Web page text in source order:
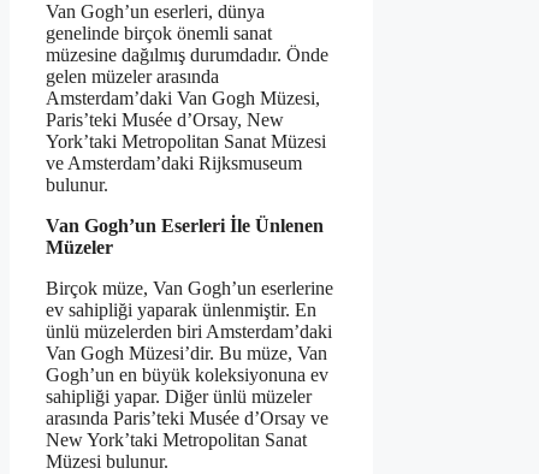
Van Gogh’un eserleri, dünya
genelinde birçok önemli sanat
müzesine dağılmış durumdadır. Önde
gelen müzeler arasında
Amsterdam’daki Van Gogh Müzesi,
Paris’teki Musée d’Orsay, New
York’taki Metropolitan Sanat Müzesi
ve Amsterdam’daki Rijksmuseum
bulunur.
Van Gogh’un Eserleri İle Ünlenen
Müzeler
Birçok müze, Van Gogh’un eserlerine
ev sahipliği yaparak ünlenmiştir. En
ünlü müzelerden biri Amsterdam’daki
Van Gogh Müzesi’dir. Bu müze, Van
Gogh’un en büyük koleksiyonuna ev
sahipliği yapar. Diğer ünlü müzeler
arasında Paris’teki Musée d’Orsay ve
New York’taki Metropolitan Sanat
Müzesi bulunur.